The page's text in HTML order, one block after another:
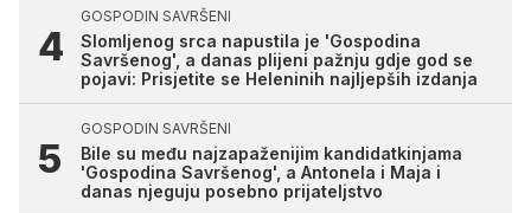
GOSPODIN SAVRŠENI
Slomljenog srca napustila je 'Gospodina
Savršenog', a danas plijeni pažnju gdje god se
pojavi: Prisjetite se Heleninih najljepših izdanja
GOSPODIN SAVRŠENI
Bile su među najzapaženijim kandidatkinjama
'Gospodina Savršenog', a Antonela i Maja i
danas njeguju posebno prijateljstvo